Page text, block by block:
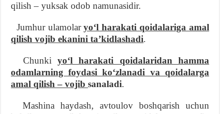
qilish – yuksak odob namunasidir.
Jumhur ulamolaryoʻl harakati qoidalariga amal
qilish vojib ekanini taʼkidlashadi.
Chunki yoʻl harakati qoidalaridan hamma
odamlarning foydasi koʻzlanadi va qoidalarga
amal qilish – vojibsanaladi.
Mashina haydash, avtoulov boshqarish uchun